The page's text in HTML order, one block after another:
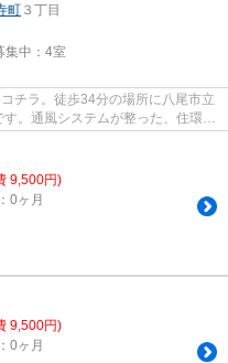
町 ３丁目
中： 4室
チラ。徒歩34分の場所に八尾市立
。通風システムが整った、住環境
9,500円)
0ヶ月
9,500円)
0ヶ月